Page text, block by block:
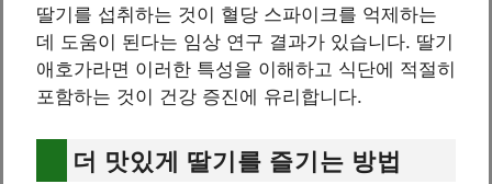
딸기를 섭취하는 것이 혈당 스파이크를 억제하는
데 도움이 된다는 임상 연구 결과가 있습니다. 딸기
애호가라면 이러한 특성을 이해하고 식단에 적절히
포함하는 것이 건강 증진에 유리합니다.
더 맛있게 딸기를 즐기는 방법